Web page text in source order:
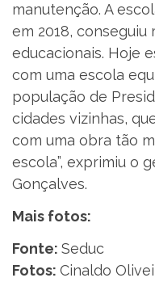
manutenção. A
em 2018,
educacionais. Hoje
com uma escola
população de
cidades vizinhas,
com uma obra tão
escola”, exprimiu o
Gonçalves.
Mais fotos:
Fonte: Seduc
Fotos: Cinaldo